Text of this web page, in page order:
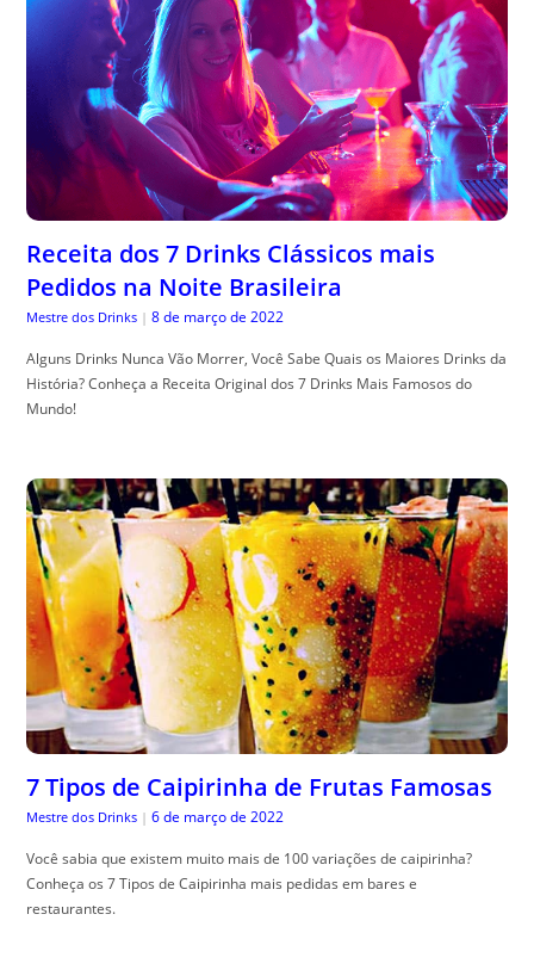
Receita dos 7 Drinks Clássicos mais
Pedidos na Noite Brasileira
Mestre dos Drinks | 8 de março de 2022
Alguns Drinks Nunca Vão Morrer, Você Sabe Quais os Maiores Drinks da
História? Conheça a Receita Original dos 7 Drinks Mais Famosos do
Mundo!
7 Tipos de Caipirinha de Frutas Famosas
Mestre dos Drinks | 6 de março de 2022
Você sabia que existem muito mais de 100 variações de caipirinha?
Conheça os 7 Tipos de Caipirinha mais pedidas em bares e
restaurantes.